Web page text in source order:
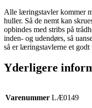
Alle læringstavler kommer
huller. Så de nemt kan
opbindes med stribs på
inden- og udendørs, så
så er læringstavlerne et
Yderligere
Varenummer LÆ0149